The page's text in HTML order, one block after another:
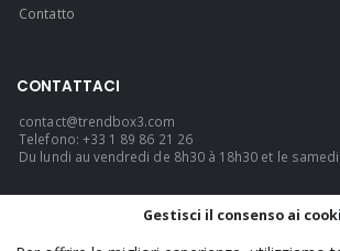
Contatto
CONTATTACI
contact@trendbox3.com
Telefono: +33 1 89 86 21 26
Du lundi au vendredi de 8h30 à 18h30 et le
Gestisci il consenso ai